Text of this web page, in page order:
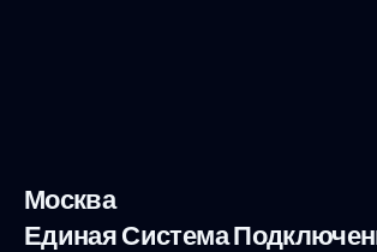
Москва
Единая Система